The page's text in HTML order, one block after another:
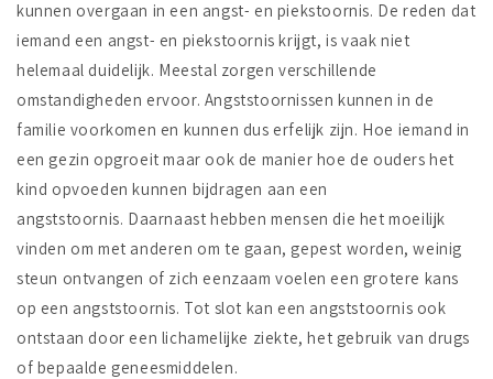
kunnen overgaan in een angst- en piekstoornis. De reden dat
iemand een angst- en piekstoornis krijgt, is vaak niet
helemaal duidelijk. Meestal zorgen verschillende
omstandigheden ervoor. Angststoornissen kunnen in de
familie voorkomen en kunnen dus erfelijk zijn. Hoe iemand in
een gezin opgroeit maar ook de manier hoe de ouders het
kind opvoeden kunnen bijdragen aan een
angststoornis. Daarnaast hebben mensen die het moeilijk
vinden om met anderen om te gaan, gepest worden, weinig
steun ontvangen of zich eenzaam voelen een grotere kans
op een angststoornis. Tot slot kan een angststoornis ook
ontstaan door een lichamelijke ziekte, het gebruik van drugs
of bepaalde geneesmiddelen.